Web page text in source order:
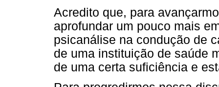
Acredito que, para
aprofundar um pouco mais
psicanálise na condução de
de uma instituição de saúde
de uma certa suficiência e